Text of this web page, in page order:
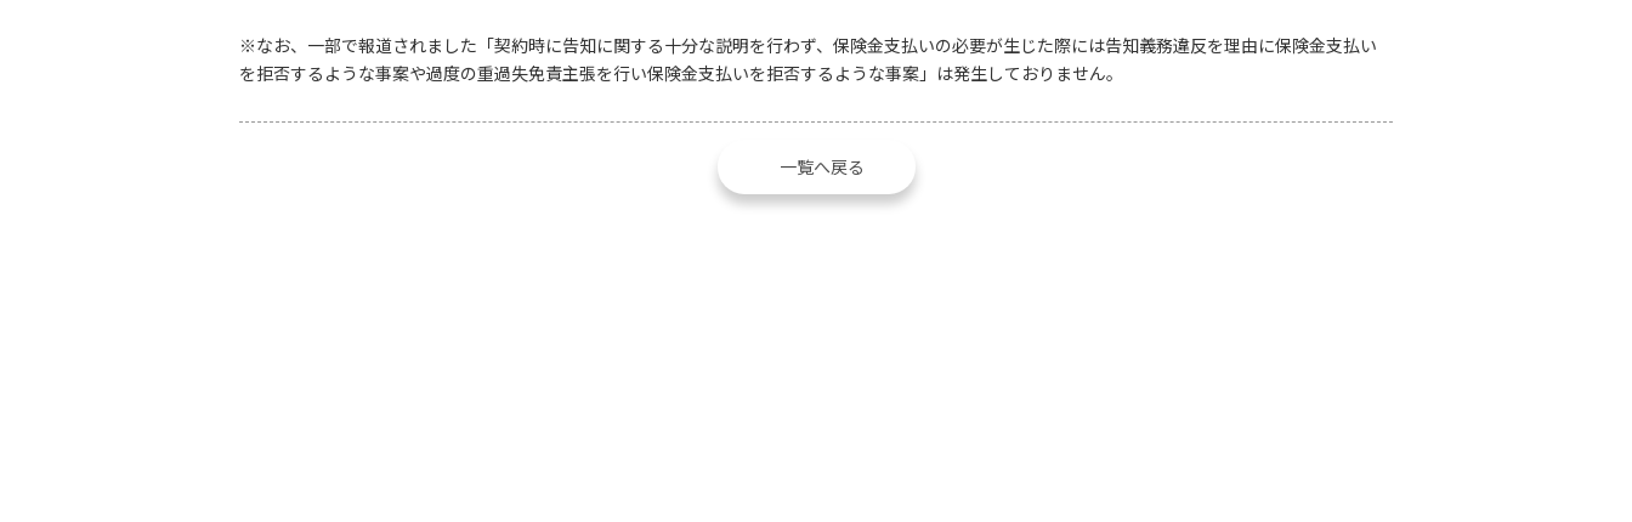
※なお、一部で報道されました「契約時に告知に関する十分な説明を行わず、保険金支払いの必要が生じた際には告知義務違反を理由に保険金支払い
を拒否するような事案や過度の重過失免責主張を行い保険金支払いを拒否するような事案」は発生しておりません。
一覧へ戻る